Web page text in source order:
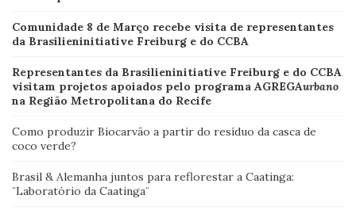
Comunidade 8 de Março recebe visita de representantes
da Brasilieninitiative Freiburg e do CCBA
Representantes da Brasilieninitiative Freiburg e do CCBA
visitam projetos apoiados pelo programa AGREGAurbano
na Região Metropolitana do Recife
Como produzir Biocarvão a partir do resíduo da casca de
coco verde?
Brasil & Alemanha juntos para reflorestar a Caatinga:
¨Laboratório da Caatinga¨